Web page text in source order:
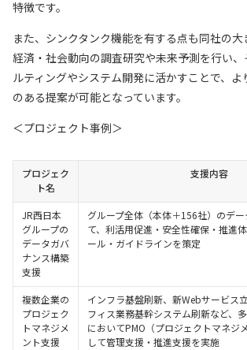
特徴です。
また、シンクタンク機能を有する点も同社の大
経済・社会動向の調査研究や未来予測を行い
ルティングやシステム開発に活かすことで、よ
のある提案が可能となっています。
＜プロジェクト事例＞
プロジェク
ト名
支援内容
JR西日本
グループの
データガバ
ナンス構築
支援
グループ全体（本体＋156社）のデ
て、利活用促進・安全性確保・推進
ール・ガイドラインを策定
複数企業の
プロジェク
トマネジメ
ント支援
インフラ基盤刷新、新Webサービス
フィス業務基幹システム刷新など、
においてPMO（プロジェクトマネジ
して管理支援・推進支援を実施